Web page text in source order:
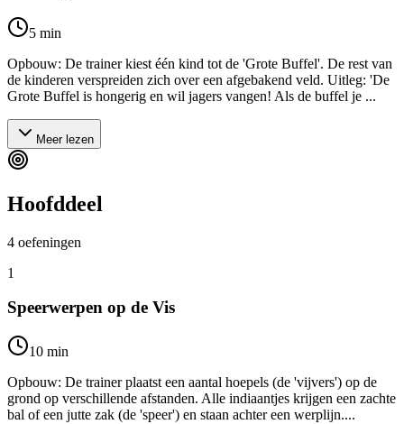
5 min
Opbouw: De trainer kiest één kind tot de 'Grote Buffel'. De rest van
de kinderen verspreiden zich over een afgebakend veld. Uitleg: 'De
Grote Buffel is hongerig en wil jagers vangen! Als de buffel je ...
Meer lezen
Hoofddeel
4 oefeningen
1
Speerwerpen op de Vis
10 min
Opbouw: De trainer plaatst een aantal hoepels (de 'vijvers') op de
grond op verschillende afstanden. Alle indiaantjes krijgen een zachte
bal of een jutte zak (de 'speer') en staan achter een werplijn....